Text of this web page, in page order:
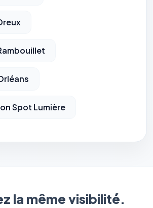
Spot Lumière
la même visibilité.